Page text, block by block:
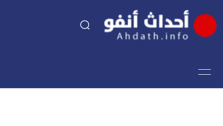
اقتصاد